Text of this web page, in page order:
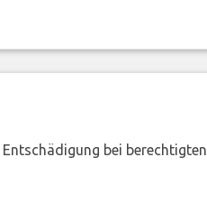
bei berechtigten